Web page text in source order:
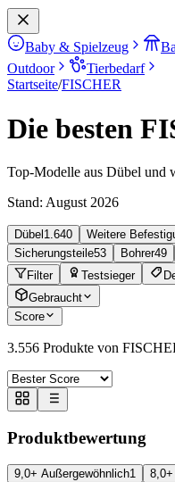
Baby & Spielzeug
Outdoor
Tierbedarf
Startseite/FISCHER
Die besten
Top-Modelle aus Dübel und
Stand: August 2026
Dübel 1.640 Weitere
Sicherungsteile53 Bohrer49
Filter
Testsieger
Gebraucht
Score
3.556 Produkte von
Produktbewertung
9,0+ Außergewöhnlich1 8,0+